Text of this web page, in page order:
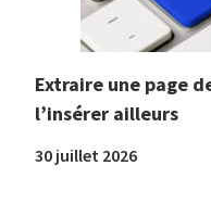
Extraire une page
l’insérer ailleurs
30 juillet 2026